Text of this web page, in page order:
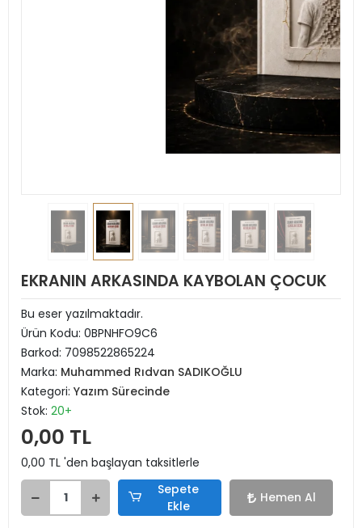
EKRANIN ARKASINDA KAYBOLAN ÇOCUK
Bu eser yazılmaktadır.
Ürün Kodu: 0BPNHFO9C6
Barkod: 7098522865224
Marka: Muhammed Rıdvan SADIKOĞLU
Kategori: Yazım Sürecinde
Stok: 20+
0,00 TL
0,00 TL 'den başlayan taksitlerle
Sepete
Ekle
Hemen Al